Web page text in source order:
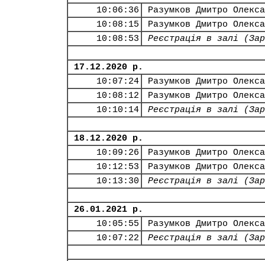
10:06:36
Разумков Дмитро
10:08:15
Разумков Дмитро
10:08:53
Реєстрація в залі
17.12.2020 р.
10:07:24
Разумков Дмитро
10:08:12
Разумков Дмитро
10:10:14
Реєстрація в залі
18.12.2020 р.
10:09:26
Разумков Дмитро
10:12:53
Разумков Дмитро
10:13:30
Реєстрація в залі
26.01.2021 р.
10:05:55
Разумков Дмитро
10:07:22
Реєстрація в залі